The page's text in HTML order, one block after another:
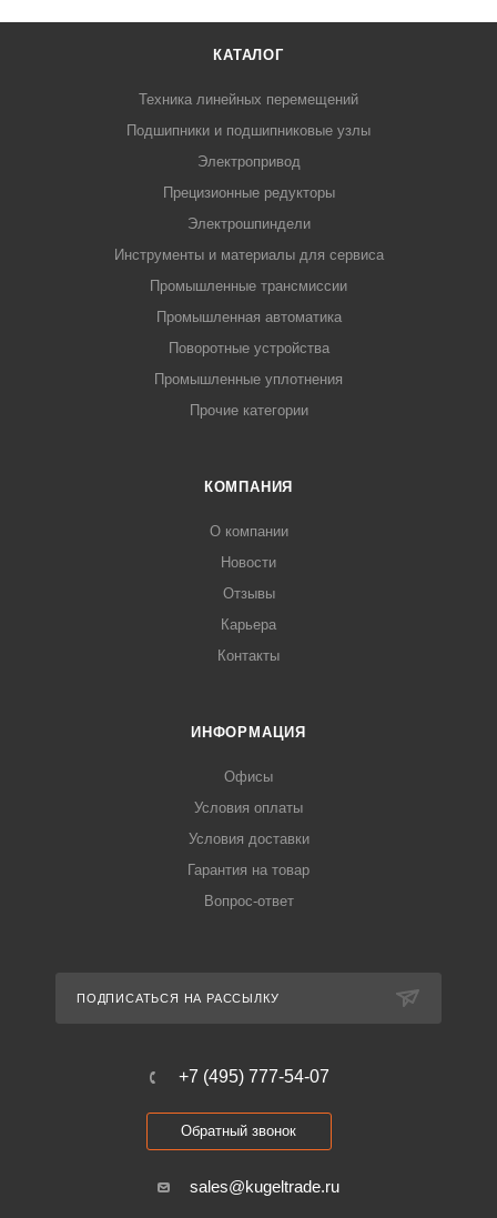
КАТАЛОГ
Техника линейных перемещений
Подшипники и подшипниковые узлы
Электропривод
Прецизионные редукторы
Электрошпиндели
Инструменты и материалы для сервиса
Промышленные трансмиссии
Промышленная автоматика
Поворотные устройства
Промышленные уплотнения
Прочие категории
КОМПАНИЯ
О компании
Новости
Отзывы
Карьера
Контакты
ИНФОРМАЦИЯ
Офисы
Условия оплаты
Условия доставки
Гарантия на товар
Вопрос-ответ
ПОДПИСАТЬСЯ НА РАССЫЛКУ
+7 (495) 777-54-07
Обратный звонок
sales@kugeltrade.ru